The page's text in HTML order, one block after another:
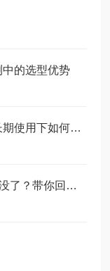
的选型优势
Optimix系列色谱柱的耐用性测试：长期使用下如何保持柱效稳定？
在线等，急！为什么换了根柱子峰就没了？带你回顾固定相选择底层逻辑